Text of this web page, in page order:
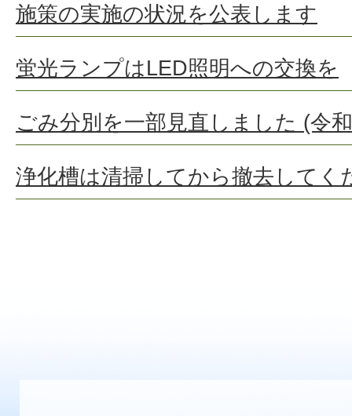
施策の実施の状況を公表します
蛍光ランプはLED照明への交換を
ごみ分別を一部見直しました (令
浄化槽は清掃してから撤去してく